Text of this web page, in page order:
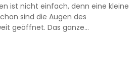
ist nicht einfach, denn eine kleine
sind die Augen des
geöffnet. Das ganze…